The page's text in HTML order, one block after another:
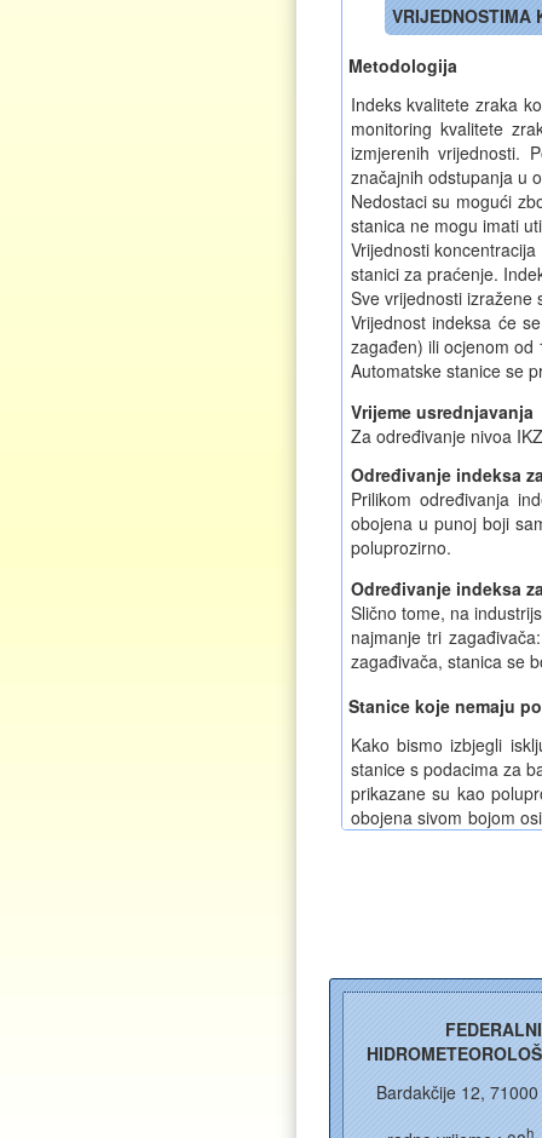
VRIJEDNOSTIMA
Metodologija
Indeks kvalitete zraka
monitoring kvalitete
izmjerenih vrijednosti.
značajnih odstupanja u
Nedostaci su mogući
stanica ne mogu imati
Vrijednosti
stanici za praćenje.
Sve vrijednosti
Vrijednost indeksa će
zagađen) ili ocjenom od
Automatske stanice se
Vrijeme usrednjavanja
Za određivanje nivoa
Određivanje indeksa
Prilikom određivanja
obojena u punoj boji
poluprozirno.
Određivanje indeksa
Slično tome, na
najmanje tri
zagađivača, stanica se
Stanice koje nemaju
Kako bismo izbjegli
stanice s podacima za
prikazane su kao
obojena sivom bojom
Prva dva raspona
AQG-a, umjesto toga
2024/2881).
privremene ciljeve
Kategorija "Vrlo
FEDERALNI
Bardakčije 12,
h